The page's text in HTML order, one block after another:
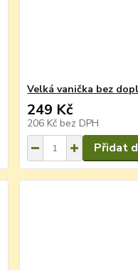
Velká vanička bez
249 Kč
206 Kč bez DPH
Přidat